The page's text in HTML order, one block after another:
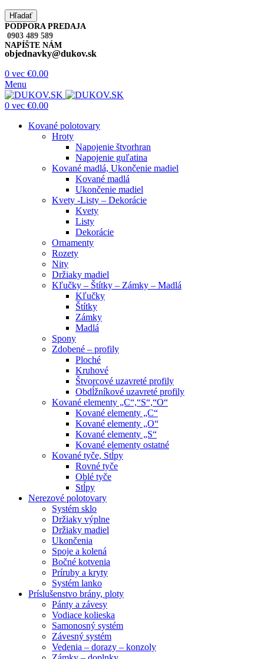
Hľadať
PODPORA PREDAJA
0903 489 589
NAPÍŠTE NÁM
objednavky@dukov.sk
0 vec €0.00
Menu
0 vec €0.00
Kované polotovary
Hroty
Napojenie štvorhran
Napojenie guľatina
Kované madlá, Ukončenie madiel
Kované madlá
Ukončenie madiel
Kvety -Listy – Dekorácie
Kvety
Listy
Dekorácie
Ornamenty
Rozety
Nity
Držiaky madiel
Kľučky – Štítky – Zámky – Madlá
Kľučky
Štítky
Zámky
Madlá
Spony
Zdobené – profily
Ploché
Kruhové
Štvorcové uzavreté profily
Obdĺžníkové uzavreté profily
Kované elementy „C“,“S“,“O“
Kované elementy „C“
Kované elementy „O“
Kované elementy „S“
Kované elementy ostatné
Kované tyče, Stĺpy
Rovné tyče
Oblé tyče
Stĺpy
Nerezové polotovary
Systém sklo
Držiaky výplne
Držiaky madiel
Ukončenia
Spoje a kolená
Bočné kotvenia
Príruby a kryty
Systém lanko
Príslušenstvo brány, ploty
Pánty a závesy
Vodiace kolieska
Samonosný systém
Závesný systém
Vedenia – dorazy – konzoly